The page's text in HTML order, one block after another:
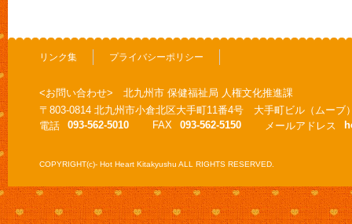
リンク集 プライバシーポリシー
<お問い合わせ> 北九州市 保健福祉局 人権文化推進課
〒803-0814 北九州市小倉北区大手町11番4号 大手町ビル（ムーブ
電話
093-562-5010 FAX 093-562-5150 メールアドレス
COPYRIGHT(c)- Hot Heart Kitakyushu ALL RIGHTS RESERVED.